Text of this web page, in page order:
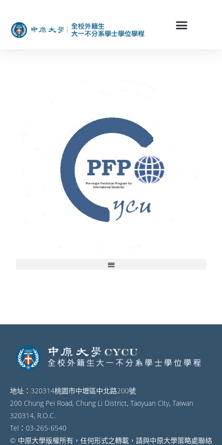
地址：320314桃園市中壢區中北路200號
200 Chung Pei Road, Chung Li District, Taoyuan City, Taiwan
320314, R.O.C.
Tel：03-265-6540
© 中原大學版權所有，任何形式之轉載，請與中原大學策略處聯絡